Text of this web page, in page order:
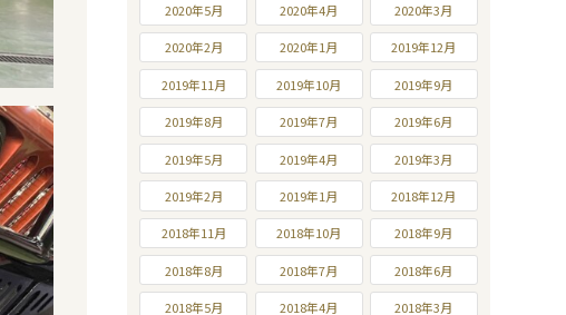
2020年5月 2020年4月 2020年3月
2020年2月 2020年1月 2019年12月
2019年11月 2019年10月 2019年9月
2019年8月 2019年7月 2019年6月
2019年5月 2019年4月 2019年3月
2019年2月 2019年1月 2018年12月
2018年11月 2018年10月 2018年9月
2018年8月 2018年7月 2018年6月
2018年5月 2018年4月 2018年3月